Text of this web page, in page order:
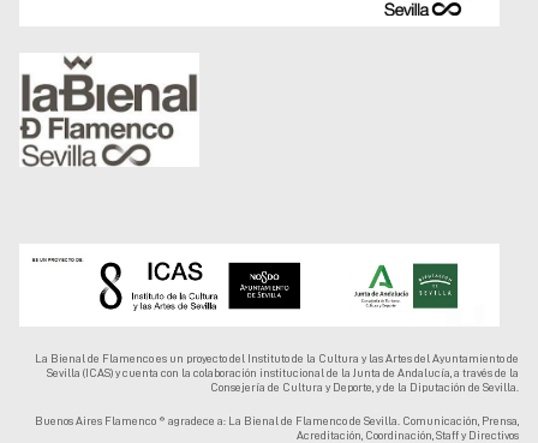
La Bienal de Flamenco es un proyecto del Instituto de la Cultura y las Artes del Ayuntamiento de
Sevilla (ICAS) y cuenta con la colaboración institucional de la Junta de Andalucía, a través de la
Consejería de Cultura y Deporte, y de la Diputación de Sevilla.
Buenos Aires Flamenco ® agradece a: La Bienal de Flamenco de Sevilla. Comunicación, Prensa,
Acreditación, Coordinación, Staff y Directivos